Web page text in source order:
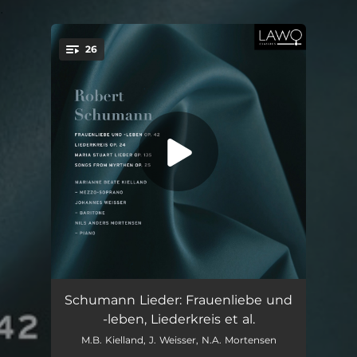
You're all set!
26
Myrthen, Op. 25: No. 3, Der Nussbaum 02:43
Frauenliebe und -leben, Op. 42: I. Seit ich ihn gesehen
Schumann Lieder: Frauenliebe und
-leben, Liederkreis et al.
M.B. Kielland, J. Weisser, N.A. Mortensen